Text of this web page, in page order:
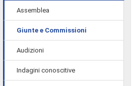
Assemblea
Giunte e Commissioni
Audizioni
Indagini conoscitive